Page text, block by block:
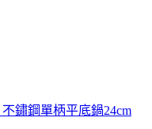
鏽鋼單柄平底鍋24cm